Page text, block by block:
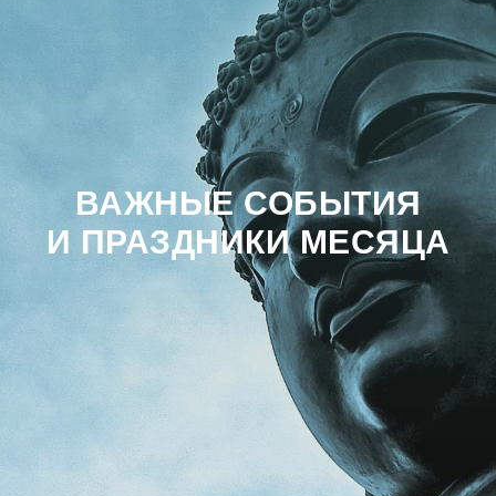
ВАЖНЫЕ СОБЫТИЯ
И ПРАЗДНИКИ МЕСЯЦА